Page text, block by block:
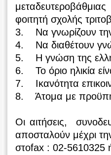
φοιτητή σχολής
3. Να γνωρίζουν την
4. Να διαθέτουν
5. Η γνώση της
6. Το όριο ηλικία
7. Ικανότητα
8. Άτομα με
Οι αιτήσεις,
αποσταλούν μέχρι
στοfax : 02-5610325